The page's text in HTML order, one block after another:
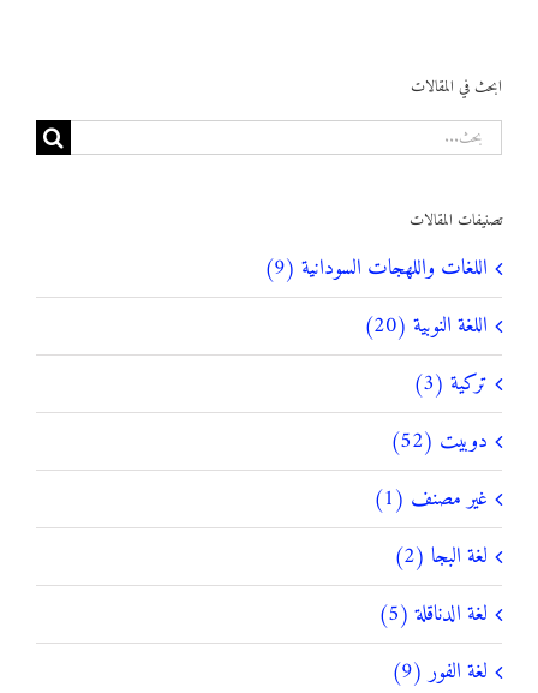
ابحث في المقالات
البحث
عن:
تصنيفات المقالات
اللغات واللهجات السودانية (9)
اللغة النوبية (20)
تركية (3)
دوبيت (52)
غير مصنف (1)
لغة البجا (2)
لغة الدناقلة (5)
لغة الفور (9)